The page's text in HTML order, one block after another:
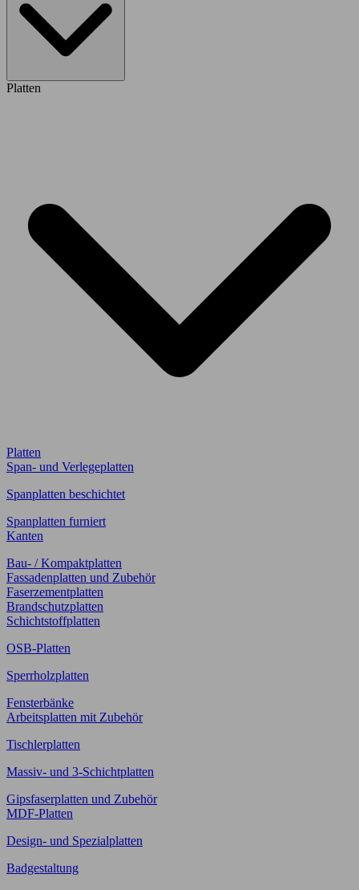
Platten
Platten
Span- und Verlegeplatten
Spanplatten beschichtet
Spanplatten furniert
Kanten
Bau- / Kompaktplatten
Fassadenplatten und Zubehör
Faserzementplatten
Brandschutzplatten
Schichtstoffplatten
OSB-Platten
Sperrholzplatten
Fensterbänke
Arbeitsplatten mit Zubehör
Tischlerplatten
Massiv- und 3-Schichtplatten
Gipsfaserplatten und Zubehör
MDF-Platten
Design- und Spezialplatten
Badgestaltung